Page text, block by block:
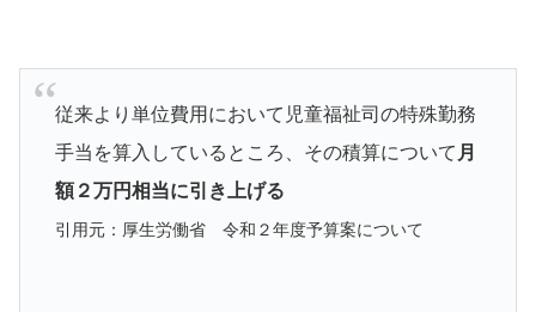
従来より単位費用において児童福祉司の特殊勤務
手当を算入しているところ、その積算について 月
額２万円相当に引き上げる
引用元：厚生労働省 令和２年度予算案について